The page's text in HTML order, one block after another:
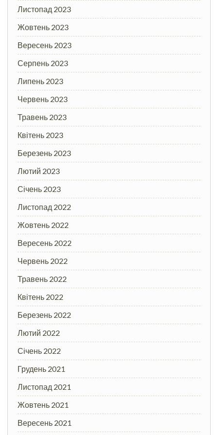
Листопад 2023
Жовтень 2023
Вересень 2023
Серпень 2023
Липень 2023
Червень 2023
Травень 2023
Квітень 2023
Березень 2023
Лютий 2023
Січень 2023
Листопад 2022
Жовтень 2022
Вересень 2022
Червень 2022
Травень 2022
Квітень 2022
Березень 2022
Лютий 2022
Січень 2022
Грудень 2021
Листопад 2021
Жовтень 2021
Вересень 2021